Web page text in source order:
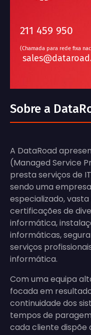
211 459 950
(Chamada para rede fixa
Sobre a
A DataRoad
(Managed Service
presta serviços de
sendo uma
especializado,
certificações de
informática,
informáticas,
serviços
informática.
Com uma equipa
focada em
continuidade dos
tempos de
cada cliente dispõe